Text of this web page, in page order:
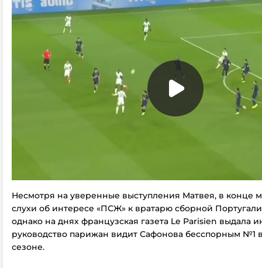
Несмотря на уверенные выступления Матвея, в конце
слухи об интересе «ПСЖ» к вратарю сборной
однако на днях французская газета Le Parisien выдала
руководство парижан видит Сафонова бесспорным №1
сезоне.